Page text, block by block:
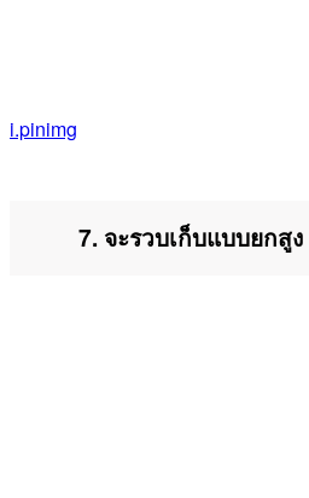
i.pinimg
7. จะรวบเก็บแบบยกสู